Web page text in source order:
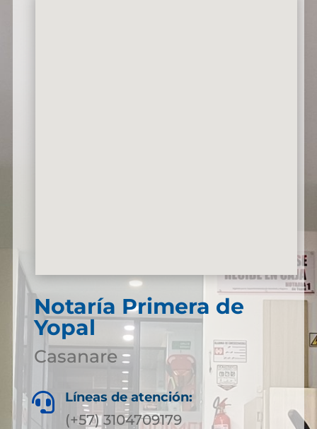
Notaría Primera de
Yopal
Casanare
 Líneas de atención:
(+57) 3104709179